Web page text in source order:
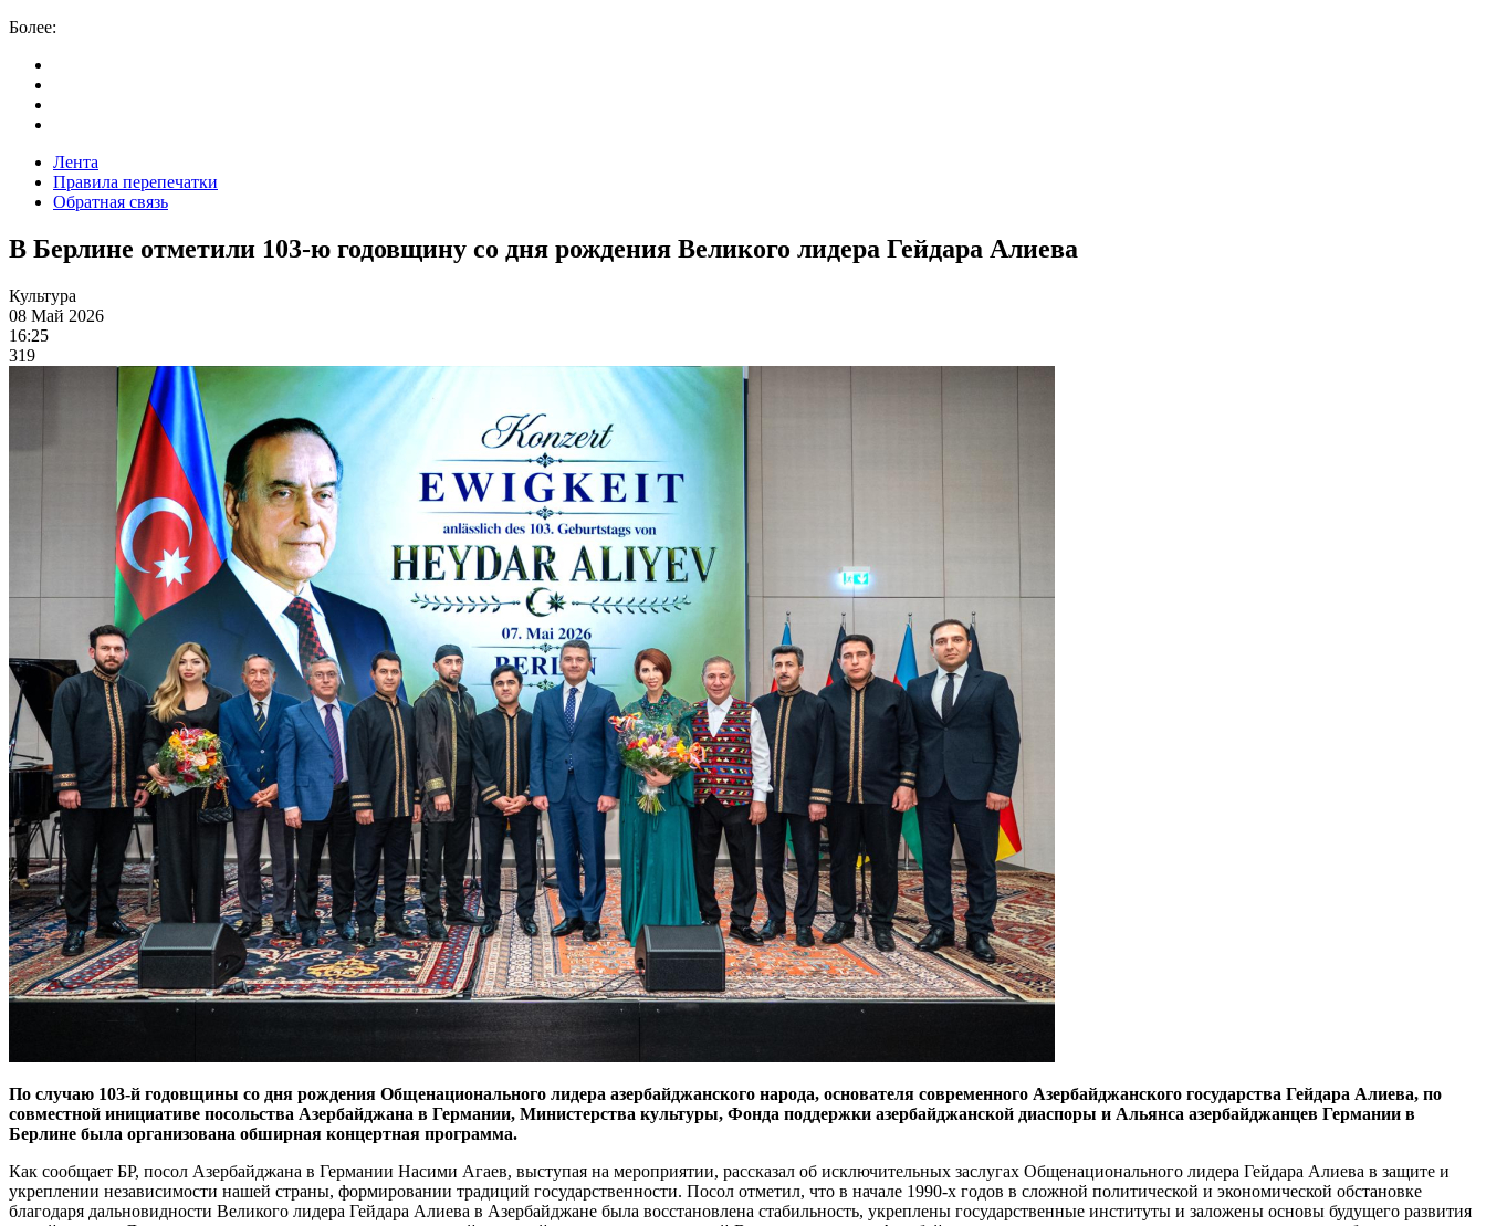
Более:
Лента
Правила перепечатки
Обратная связь
В Берлине отметили 103-ю годовщину со дня рождения Великого лидера Гейдара Алиева
Культура
08 Май 2026
16:25
319
По случаю 103-й годовщины со дня рождения Общенационального лидера азербайджанского народа, основателя современного Азербайджанского государства Гейдара Алиева, по
совместной инициативе посольства Азербайджана в Германии, Министерства культуры, Фонда поддержки азербайджанской диаспоры и Альянса азербайджанцев Германии в
Берлине была организована обширная концертная программа.
Как сообщает БР, посол Азербайджана в Германии Насими Агаев, выступая на мероприятии, рассказал об исключительных заслугах Общенационального лидера Гейдара Алиева в защите и
укреплении независимости нашей страны, формировании традиций государственности. Посол отметил, что в начале 1990-х годов в сложной политической и экономической обстановке
благодаря дальновидности Великого лидера Гейдара Алиева в Азербайджане была восстановлена стабильность, укреплены государственные институты и заложены основы будущего развития